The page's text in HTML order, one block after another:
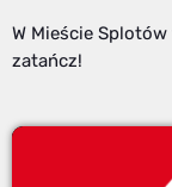
W Mieście
zatańcz!